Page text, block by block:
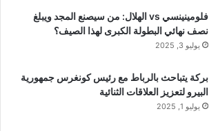
فلومينينسي vs الهلال: من سيصنع المجد ويبلغ
نصف نهائي البطولة الكبرى لهذا الصيف؟
يوليو 3, 2025
بركة يتباحث بالرباط مع رئيس كونغرس جمهورية
البيرو لتعزيز العلاقات الثنائية
يوليو 1, 2025